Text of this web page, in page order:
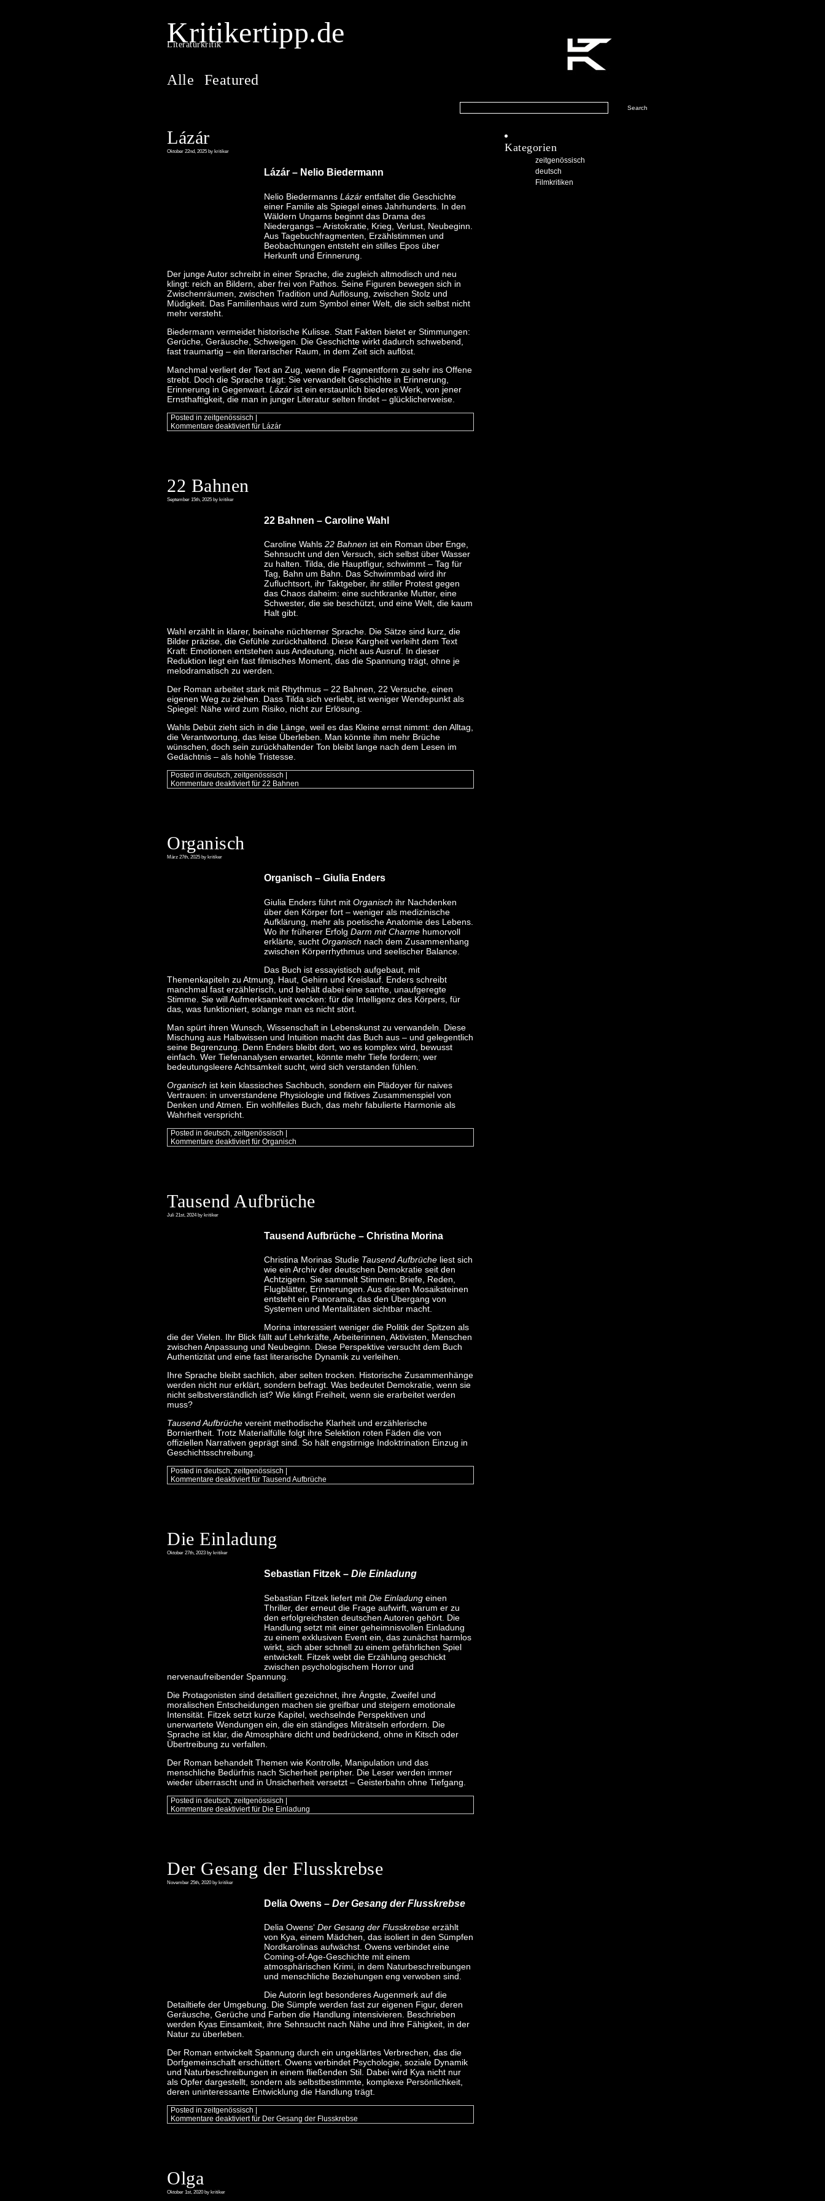
Kritikertipp.de
Literaturkritik
Alle Featured
Lázár
Oktober 22nd, 2025 by kritiker
Lázár – Nelio Biedermann
Nelio Biedermanns Lázár entfaltet die Geschichte
einer Familie als Spiegel eines Jahrhunderts. In den
Wäldern Ungarns beginnt das Drama des
Niedergangs – Aristokratie, Krieg, Verlust, Neubeginn.
Aus Tagebuchfragmenten, Erzählstimmen und
Beobachtungen entsteht ein stilles Epos über
Herkunft und Erinnerung.
Der junge Autor schreibt in einer Sprache, die zugleich altmodisch und neu
klingt: reich an Bildern, aber frei von Pathos. Seine Figuren bewegen sich in
Zwischenräumen, zwischen Tradition und Auflösung, zwischen Stolz und
Müdigkeit. Das Familienhaus wird zum Symbol einer Welt, die sich selbst nicht
mehr versteht.
Biedermann vermeidet historische Kulisse. Statt Fakten bietet er Stimmungen:
Gerüche, Geräusche, Schweigen. Die Geschichte wirkt dadurch schwebend,
fast traumartig – ein literarischer Raum, in dem Zeit sich auflöst.
Manchmal verliert der Text an Zug, wenn die Fragmentform zu sehr ins Offene
strebt. Doch die Sprache trägt: Sie verwandelt Geschichte in Erinnerung,
Erinnerung in Gegenwart. Lázár ist ein erstaunlich biederes Werk, von jener
Ernsthaftigkeit, die man in junger Literatur selten findet – glücklicherweise.
Posted in zeitgenössisch |
Kommentare deaktiviertfür Lázár
22 Bahnen
September 15th, 2025 by kritiker
22 Bahnen – Caroline Wahl
Caroline Wahls 22 Bahnen ist ein Roman über Enge,
Sehnsucht und den Versuch, sich selbst über Wasser
zu halten. Tilda, die Hauptfigur, schwimmt – Tag für
Tag, Bahn um Bahn. Das Schwimmbad wird ihr
Zufluchtsort, ihr Taktgeber, ihr stiller Protest gegen
das Chaos daheim: eine suchtkranke Mutter, eine
Schwester, die sie beschützt, und eine Welt, die kaum
Halt gibt.
Wahl erzählt in klarer, beinahe nüchterner Sprache. Die Sätze sind kurz, die
Bilder präzise, die Gefühle zurückhaltend. Diese Kargheit verleiht dem Text
Kraft: Emotionen entstehen aus Andeutung, nicht aus Ausruf. In dieser
Reduktion liegt ein fast filmisches Moment, das die Spannung trägt, ohne je
melodramatisch zu werden.
Der Roman arbeitet stark mit Rhythmus – 22 Bahnen, 22 Versuche, einen
eigenen Weg zu ziehen. Dass Tilda sich verliebt, ist weniger Wendepunkt als
Spiegel: Nähe wird zum Risiko, nicht zur Erlösung.
Wahls Debüt zieht sich in die Länge, weil es das Kleine ernst nimmt: den Alltag,
die Verantwortung, das leise Überleben. Man könnte ihm mehr Brüche
wünschen, doch sein zurückhaltender Ton bleibt lange nach dem Lesen im
Gedächtnis – als hohle Tristesse.
Posted in deutsch, zeitgenössisch
Kommentare deaktiviertfür 22 Bahnen
Organisch
März 27th, 2025 by kritiker
Organisch – Giulia Enders
Giulia Enders führt mit Organisch ihr Nachdenken
über den Körper fort – weniger als medizinische
Aufklärung, mehr als poetische Anatomie des Lebens.
Wo ihr früherer Erfolg Darm mit Charme humorvoll
erklärte, sucht Organisch nach dem Zusammenhang
zwischen Körperrhythmus und seelischer Balance.
Das Buch ist essayistisch aufgebaut, mit
Themenkapiteln zu Atmung, Haut, Gehirn und Kreislauf. Enders schreibt
manchmal fast erzählerisch, und behält dabei eine sanfte, unaufgeregte
Stimme. Sie will Aufmerksamkeit wecken: für die Intelligenz des Körpers, für
das, was funktioniert, solange man es nicht stört.
Man spürt ihren Wunsch, Wissenschaft in Lebenskunst zu verwandeln. Diese
Mischung aus Halbwissen und Intuition macht das Buch aus – und gelegentlich
seine Begrenzung. Denn Enders bleibt dort, wo es komplex wird, bewusst
einfach. Wer Tiefenanalysen erwartet, könnte mehr Tiefe fordern; wer
bedeutungsleere Achtsamkeit sucht, wird sich verstanden fühlen.
Organisch ist kein klassisches Sachbuch, sondern ein Plädoyer für naives
Vertrauen: in unverstandene Physiologie und fiktives Zusammenspiel von
Denken und Atmen. Ein wohlfeiles Buch, das mehr fabulierte Harmonie als
Wahrheit verspricht.
Posted in deutsch zeitgenössisch |
Kommentare deaktiviertfür Organisch
Tausend Aufbrüche
Juli 21st, 2024 by kritiker
Tausend Aufbrüche – Christina Morina
Christina Morinas Studie Tausend Aufbrüche liest sich
wie ein Archiv der deutschen Demokratie seit den
Achtzigern. Sie sammelt Stimmen: Briefe, Reden,
Flugblätter, Erinnerungen. Aus diesen Mosaiksteinen
entsteht ein Panorama, das den Übergang von
Systemen und Mentalitäten sichtbar macht.
Morina interessiert weniger die Politik der Spitzen als
die der Vielen. Ihr Blick fällt auf Lehrkräfte, Arbeiterinnen, Aktivisten, Menschen
zwischen Anpassung und Neubeginn. Diese Perspektive versucht dem Buch
Authentizität und eine fast literarische Dynamik zu verleihen.
Ihre Sprache bleibt sachlich, aber selten trocken. Historische Zusammenhänge
werden nicht nur erklärt, sondern befragt. Was bedeutet Demokratie, wenn sie
nicht selbstverständlich ist? Wie klingt Freiheit, wenn sie erarbeitet werden
muss?
Tausend Aufbrüche vereint methodische Klarheit und erzählerische
Borniertheit. Trotz Materialfülle folgt ihre Selektion roten Fäden die von
offiziellen Narrativen geprägt sind. So hält engstirnige Indoktrination Einzug in
Geschichtsschreibung.
Posted in deutsch, zeitgenössisch
Kommentare deaktiviertfür Tausend Aufbrüche
Die Einladung
Oktober 27th, 2023 by kritiker
Sebastian Fitzek – Die Einladung
Sebastian Fitzek liefert mit Die Einladung einen
Thriller, der erneut die Frage aufwirft, warum er zu
den erfolgreichsten deutschen Autoren gehört. Die
Handlung setzt mit einer geheimnisvollen Einladung
zu einem exklusiven Event ein, das zunächst harmlos
wirkt, sich aber schnell zu einem gefährlichen Spiel
entwickelt. Fitzek webt die Erzählung geschickt
zwischen psychologischem Horror und
nervenaufreibender Spannung.
Die Protagonisten sind detailliert gezeichnet, ihre Ängste, Zweifel und
moralischen Entscheidungen machen sie greifbar und steigern emotionale
Intensität. Fitzek setzt kurze Kapitel, wechselnde Perspektiven und
unerwartete Wendungen ein, die ein ständiges Miträtseln erfordern. Die
Sprache ist klar, die Atmosphäre dicht und bedrückend, ohne in Kitsch oder
Übertreibung zu verfallen.
Der Roman behandelt Themen wie Kontrolle, Manipulation und das
menschliche Bedürfnis nach Sicherheit peripher. Die Leser werden immer
wieder überrascht und in Unsicherheit versetzt – Geisterbahn ohne Tiefgang.
Posted in deutsch zeitgenössisch |
Kommentare deaktiviertfür Die Einladung
Der Gesang der Flusskrebse
November 25th, 2020 by kritiker
Delia Owens – Der Gesang der Flusskrebse
Delia Owens‘ Der Gesang der Flusskrebse erzählt
von Kya, einem Mädchen, das isoliert in den Sümpfen
Nordkarolinas aufwächst. Owens verbindet eine
Coming-of-Age-Geschichte mit einem
atmosphärischen Krimi, in dem Naturbeschreibungen
und menschliche Beziehungen eng verwoben sind.
Die Autorin legt besonderes Augenmerk auf die
Detailtiefe der Umgebung. Die Sümpfe werden fast zur eigenen Figur, deren
Geräusche, Gerüche und Farben die Handlung intensivieren. Beschrieben
werden Kyas Einsamkeit, ihre Sehnsucht nach Nähe und ihre Fähigkeit, in der
Natur zu überleben.
Der Roman entwickelt Spannung durch ein ungeklärtes Verbrechen, das die
Dorfgemeinschaft erschüttert. Owens verbindet Psychologie, soziale Dynamik
und Naturbeschreibungen in einem fließenden Stil. Dabei wird Kya nicht nur
als Opfer dargestellt, sondern als selbstbestimmte, komplexe Persönlichkeit,
deren uninteressante Entwicklung die Handlung trägt.
Posted in zeitgenössisch
Kommentare deaktiviertfür Der Gesang der Flusskrebse
Olga
Oktober 1st, 2020 by kritiker
Kategorien
zeitgenössisch
deutsch
Filmkritiken